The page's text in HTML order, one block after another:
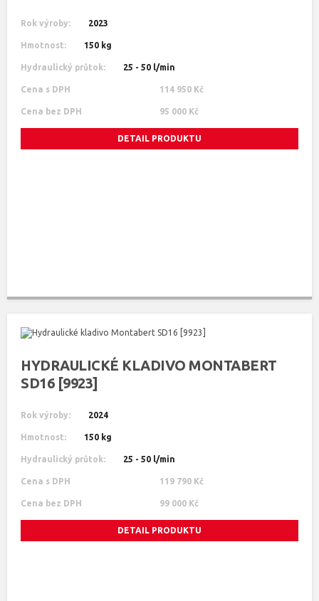
Rok výroby: 2023
Hmotnost: 150 kg
Hydraulický průtok: 25 - 50 l/min
Cena s DPH 114 950 Kč
Cena bez DPH 95 000 Kč
DETAIL PRODUKTU
HYDRAULICKÉ KLADIVO MONTABERT
SD16 [9923]
Rok výroby: 2024
Hmotnost: 150 kg
Hydraulický průtok: 25 - 50 l/min
Cena s DPH 119 790 Kč
Cena bez DPH 99 000 Kč
DETAIL PRODUKTU